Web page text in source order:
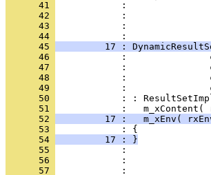
      41
      42
      43
            :
      44
      45
17 :
      46
      47
      48
      49
      50
      51
      52
17 :   m_xEnv(
      53
      54
         17 : }
      55
      56
      57